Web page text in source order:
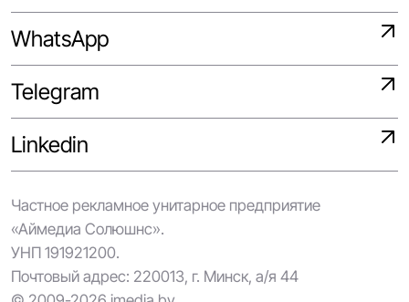
WhatsApp
Telegram
Linkedin
Частное рекламное унитарное предприятие
«Аймедиа Солюшнс».
УНП 191921200.
Почтовый адрес: 220013, г. Минск, а/я 44